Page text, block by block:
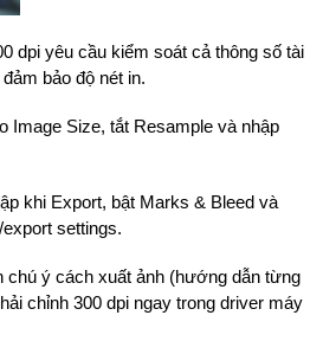
dpi yêu cầu kiểm soát cả thông số tài
bảo độ nét in.
Image Size, tắt Resample và nhập
khi Export, bật Marks & Bleed và
settings.
chú ý cách xuất ảnh (hướng dẫn từng
chỉnh 300 dpi ngay trong driver máy